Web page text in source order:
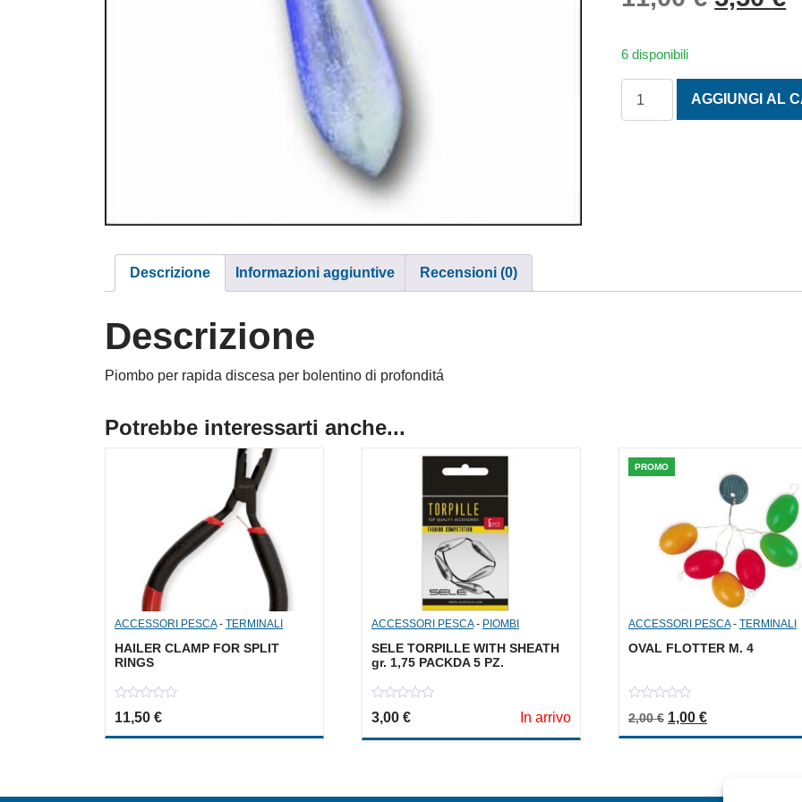
6 disponibili
AGGIUNGI AL
Descrizione Informazioni aggiuntive Recensioni (0)
Descrizione
Piombo per rapida discesa per bolentino di profonditá
Potrebbe interessarti anche...
ACCESSORI PESCA- TERMINALI
HAILER CLAMP FOR SPLIT
RINGS
0
out
11,50 €
ACCESSORI PESCA- PIOMBI
SELE TORPILLE WITH SHEATH
gr. 1,75 PACKDA 5 PZ.
0
out
5
3,00 € In arrivo
PROMO
ACCESSORI PESCA- TERMINALI
OVAL FLOTTER M. 4
out
2,00€ Il prezzo originale
1,00 €Il prezzo